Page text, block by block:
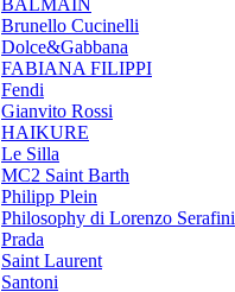
BALMAIN
Brunello Cucinelli
Dolce&Gabbana
FABIANA FILIPPI
Fendi
Gianvito Rossi
HAIKURE
Le Silla
MC2 Saint Barth
Philipp Plein
Philosophy di Lorenzo Serafini
Prada
Saint Laurent
Santoni